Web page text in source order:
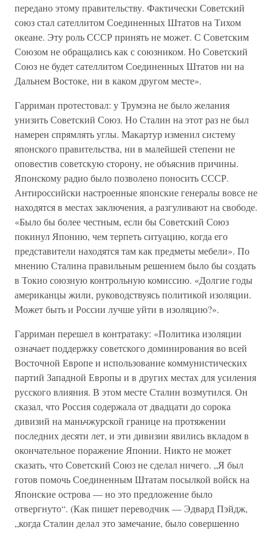
передано этому правительству. Фактически Советский
союз стал сателлитом Соединенных Штатов на Тихом
океане. Эту роль СССР принять не может. С Советским
Союзом не обращались как с союзником. Но Советский
Союз не будет сателлитом Соединенных Штатов ни на
Дальнем Востоке, ни в каком другом месте».
Гарриман протестовал: у Трумэна не было желания
унизить Советский Союз. Но Сталин на этот раз не был
намерен спрямлять углы. Макартур изменил систему
японского правительства, ни в малейшей степени не
оповестив советскую сторону, не объяснив причины.
Японскому радио было позволено поносить СССР.
Антироссийски настроенные японские генералы вовсе не
находятся в местах заключения, а разгуливают на свободе.
«Было бы более честным, если бы Советский Союз
покинул Японию, чем терпеть ситуацию, когда его
представители находятся там как предметы мебели». По
мнению Сталина правильным решением было бы создать
в Токио союзную контрольную комиссию. «Долгие годы
американцы жили, руководствуясь политикой изоляции.
Может быть и России лучше уйти в изоляцию?».
Гарриман перешел в контратаку: «Политика изоляции
означает поддержку советского доминирования во всей
Восточной Европе и использование коммунистических
партий Западной Европы и в других местах для усиления
русского влияния. В этом месте Сталин возмутился. Он
сказал, что Россия содержала от двадцати до сорока
дивизий на маньчжурской границе на протяжении
последних десяти лет, и эти дивизии явились вкладом в
окончательное поражение Японии. Никто не может
сказать, что Советский Союз не сделал ничего. „Я был
готов помочь Соединенным Штатам посылкой войск на
Японские острова — но это предложение было
отвергнуто“. (Как пишет переводчик — Эдвард Пэйдж,
„когда Сталин делал это замечание, было совершенно